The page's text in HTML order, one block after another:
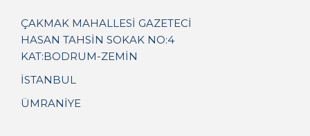
ÇAKMAK MAHALLESİ GAZETECİ
HASAN TAHSİN SOKAK NO:4
KAT:BODRUM-ZEMİN
İSTANBUL
ÜMRANİYE